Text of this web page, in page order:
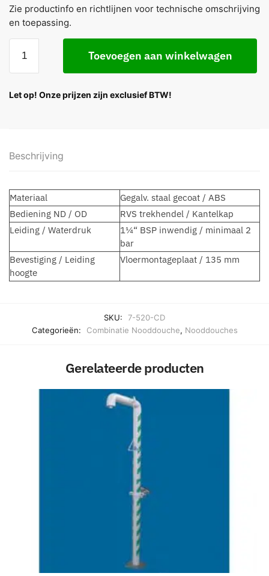
Zie productinfo en richtlijnen voor technische omschrijving
en toepassing.
Toevoegen aan winkelwagen
Let op! Onze prijzen zijn exclusief BTW!
Beschrijving
Materiaal
Gegalv. staal gecoat / ABS
Bediening ND / OD
RVS trekhendel / Kantelkap
Leiding / Waterdruk
1¼“ BSP inwendig / minimaal 2
bar
Bevestiging / Leiding
hoogte
Vloermontageplaat / 135 mm
SKU:
7-520-CD
Categorieën:
Combinatie Nooddouche, Nooddouches
Gerelateerde producten